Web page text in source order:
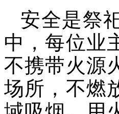
安全是祭
中，每位业
不携带火源
场所，不燃